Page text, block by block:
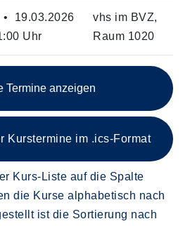
Termine zum diesen Kurs
19.03.2026
Uhr
vhs im BVZ,
Raum 1020
Termine anzeigen
Kurstermine im .ics-Format
Kurs-Liste auf die Spalte
die Kurse alphabetisch nach
ist die Sortierung nach